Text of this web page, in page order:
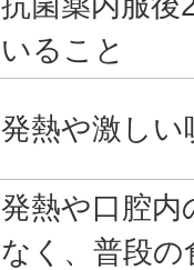
いること
発熱や激し
発熱や口腔内
なく、普段